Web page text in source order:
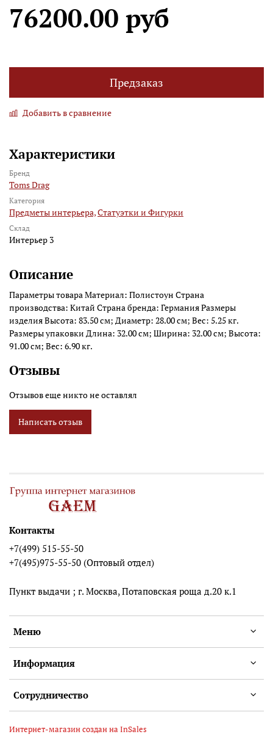
76200.00 руб
Предзаказ
Добавить в сравнение
Характеристики
Бренд
Toms Drag
Категория
Предметы интерьера,Статуэтки и Фигурки
Склад
Интерьер 3
Описание
Параметры товара Материал: Полистоун Страна
производства: Китай Страна бренда: Германия Размеры
изделия Высота: 83.50 см; Диаметр: 28.00 см; Вес: 5.25 кг.
Размеры упаковки Длина: 32.00 см; Ширина: 32.00 см; Высота:
91.00 см; Вес: 6.90 кг.
Отзывы
Отзывов еще никто не оставлял
Написать отзыв
Меню
Информация
Сотрудничество
Контакты
+7(499) 515-55-50
+7(495)975-55-50 (Оптовый отдел)
Пункт выдачи ; г. Москва, Потаповская роща д.20 к.1
Интернет-магазин создан на InSales